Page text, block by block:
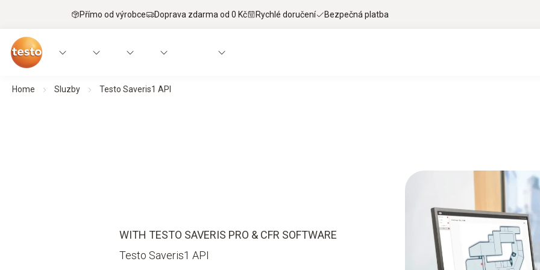
Přímo od výrobce Doprava zdarma od 0 Kč Rychlé doručení Bezpečná platba
Home Sluzby Testo Saveris1 API
WITH TESTO SAVERIS PRO & CFR SOFTWARE
Testo Saveris1 API